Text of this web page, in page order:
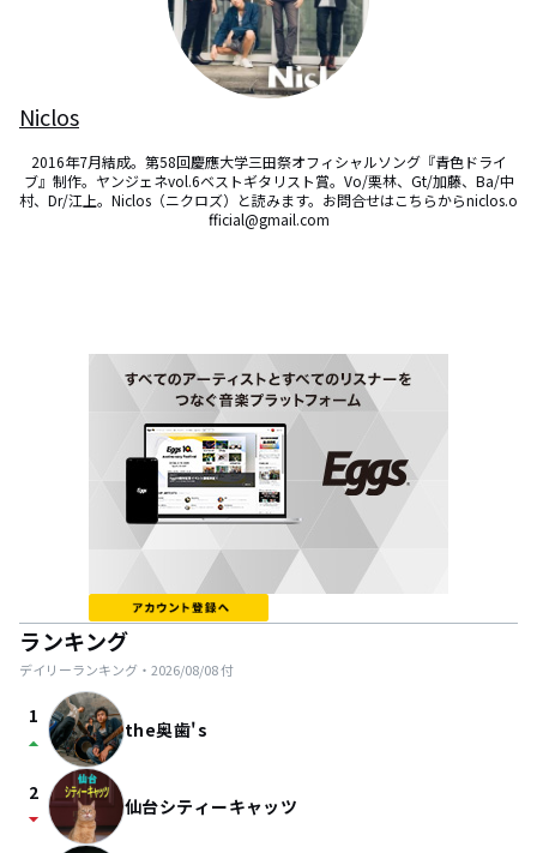
Niclos
2016年7月結成。第58回慶應大学三田祭オフィシャルソング『青色ドライ
ブ』制作。ヤンジェネvol.6ベストギタリスト賞。Vo/栗林、Gt/加藤、Ba/中
村、Dr/江上。Niclos（ニクロズ）と読みます。お問合せはこちらからniclos.o
fficial@gmail.com
ランキング
デイリーランキング・ 2026/08/08付
1
arrow_drop_up the奥歯's
2
arrow_drop_down 仙台シティーキャッツ